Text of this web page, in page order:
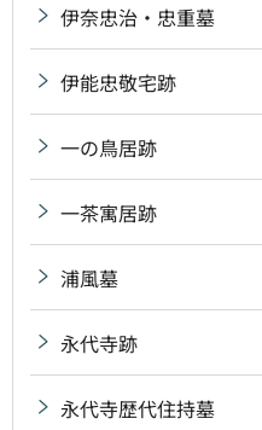
伊奈忠治・忠重墓
伊能忠敬宅跡
一の鳥居跡
一茶寓居跡
浦風墓
永代寺跡
永代寺歴代住持墓